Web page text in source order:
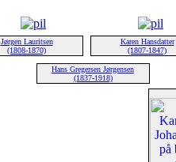
Jørgen Lauritsen
(1808-1870)
Karen Hansdatter
(1807-1847)
Hans Gregersen Jørgensen
(1837-1918)